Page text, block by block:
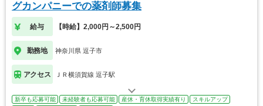
グカンパニーでの薬剤師募集
給与 【時給】2,000円～2,500円
勤務地 神奈川県 逗子市
アクセス ＪＲ横須賀線 逗子駅
新卒も応募可能 未経験者も応募可能 産休・育休取得実績有り
スキルアップ